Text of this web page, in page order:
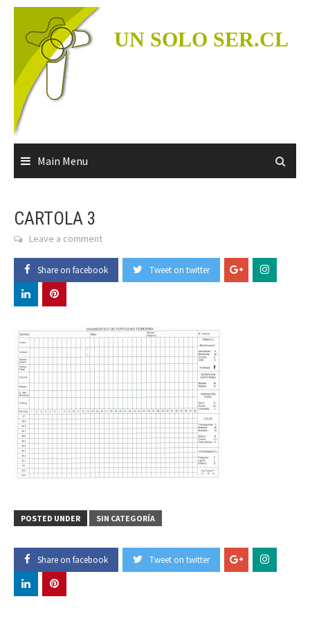
Skip
content
UN SOLO SER.CL
Main Menu
CARTOLA 3
Leave a comment
Share on facebook Tweet on twitter
POSTED UNDER SIN CATEGORÍA
Share on facebook Tweet on twitter